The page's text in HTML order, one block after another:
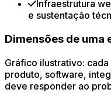
Infraestrutura
e sustentação
Dimensões de
Gráfico ilustrativo:
produto, software,
deve responder ao